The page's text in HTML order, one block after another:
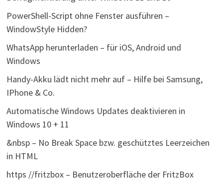
PowerShell-Script ohne Fenster ausführen –
WindowStyle Hidden?
WhatsApp herunterladen – für iOS, Android und
Windows
Handy-Akku lädt nicht mehr auf – Hilfe bei Samsung,
IPhone & Co.
Automatische Windows Updates deaktivieren in
Windows 10 + 11
&nbsp – No Break Space bzw. geschütztes Leerzeichen
in HTML
https //fritzbox – Benutzeroberfläche der FritzBox